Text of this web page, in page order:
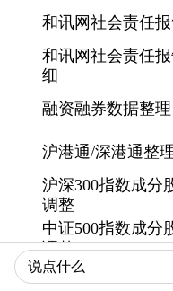
和讯网社会责任
和讯网社会责任报
细
融资融券数据整理
沪港通/深港通整
沪深300指数成分
调整
中证500指数成分
调整
环境不确定计算
说点什么